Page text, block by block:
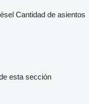
Cantidad de asientos
esta sección